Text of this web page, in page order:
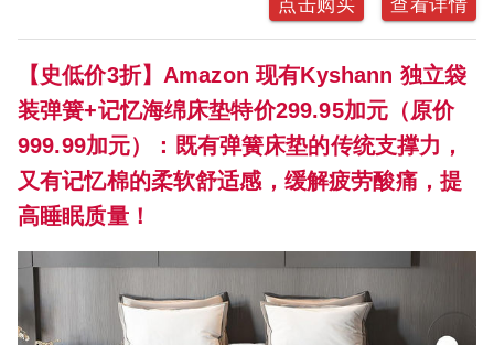
点击购买 查看详情
【史低价3折】Amazon 现有Kyshann 独立袋
装弹簧+记忆海绵床垫特价299.95加元（原价
999.99加元）：既有弹簧床垫的传统支撑力，
又有记忆棉的柔软舒适感，缓解疲劳酸痛，提
高睡眠质量！